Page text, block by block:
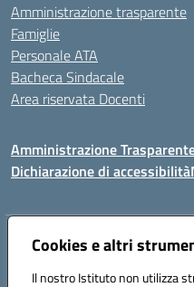
Cookies e altri
Il nostro Istituto non utilizza
Amministrazione trasparente
Famiglie
Personale ATA
Bacheca Sindacale
Area riservata Docenti
Amministrazione
Dichiarazione di accessibilità
Indirizzo:C/da Santa Maria, s.n.c.
Posta elettronica certificata (PEC):